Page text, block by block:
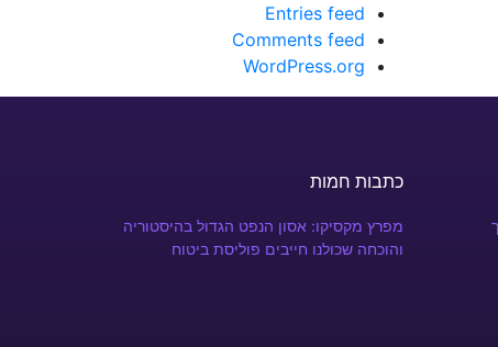
Entries feed
Comments feed
WordPress.org
כתבות חמות
מפרץ מקסיקו: אסון הנפט הגדול בהיסטוריה
והוכחה שכולנו חייבים פוליסת ביטוח